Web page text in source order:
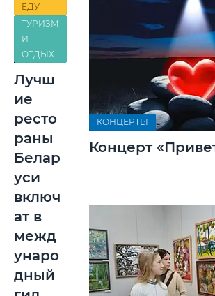
ЕДУ
ТУРИЗМ
И
ОТДЫХ
Лучш
ие
ресто
раны
Белар
уси
включ
ат в
межд
унаро
дный
КОНЦЕРТЫ
Концерт